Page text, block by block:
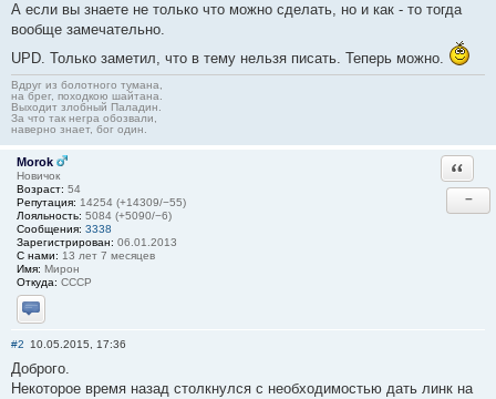
А если вы знаете не только что можно сделать, но и как - то тогда
вообще замечательно.
UPD. Только заметил, что в тему нельзя писать. Теперь можно.
Вдруг из болотного тумана,
на брег, походкою шайтана.
Выходит злобный Паладин.
За что так негра обозвали,
наверно знает, бог один.
Morok
Новичок
Возраст: 54
Репутация: 14254 (+14309/−55)
Лояльность: 5084 (+5090/−6)
Сообщения: 3338
Зарегистрирован: 06.01.2013
С нами: 13 лет 7 месяцев
Имя: Мирон
Откуда: СССР
Отправить личное сообщение
−
#2 10.05.2015, 17:36
Доброго.
Некоторое время назад столкнулся с необходимостью дать линк на